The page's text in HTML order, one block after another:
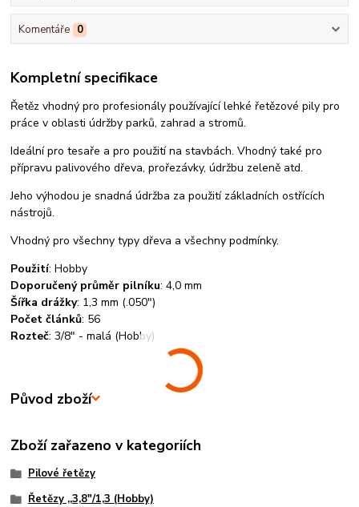
Komentáře 0
Kompletní specifikace
Řetěz vhodný pro profesionály používající lehké řetězové pily pro
práce v oblasti údržby parků, zahrad a stromů.
Ideální pro tesaře a pro použití na stavbách. Vhodný také pro
přípravu palivového dřeva, prořezávky, údržbu zeleně atd.
Jeho výhodou je snadná údržba za použití základních ostřících
nástrojů.
Vhodný pro všechny typy dřeva a všechny podmínky.
Použití:Hobby
Doporučený průměr pilníku:4,0 mm
Šířka drážky: 1,3 mm (.050")
Počet článků: 56
Rozteč:3/8" - malá (Hobby)
Původ zboží
Zboží zařazeno v kategoriích
Pilové řetězy
Řetězy ,,3,8"/1,3 (Hobby)